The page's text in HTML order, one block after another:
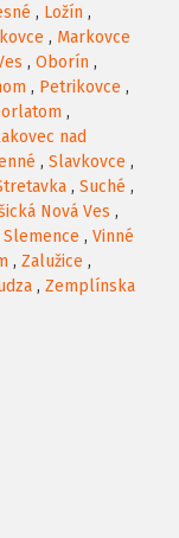
, Ložín ,
, Markovce
, Oborín ,
, Petrikovce ,
,
nad
, Slavkovce ,
, Suché ,
Nová Ves ,
, Vinné
, Zalužice ,
, Zemplínska